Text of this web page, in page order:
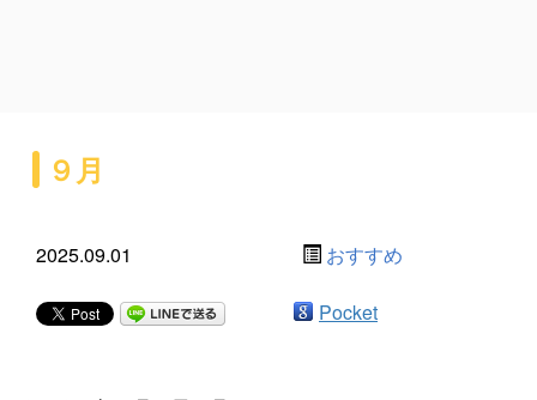
９月
2025.09.01 おすすめ
Pocket